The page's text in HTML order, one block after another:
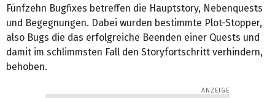
Fünfzehn Bugfixes betreffen die Hauptstory, Nebenquests
und Begegnungen. Dabei wurden bestimmte Plot-Stopper,
also Bugs die das erfolgreiche Beenden einer Quests und
damit im schlimmsten Fall den Storyfortschritt verhindern,
behoben.